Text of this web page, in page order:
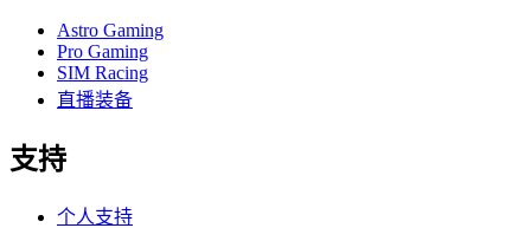
Astro Gaming
Pro Gaming
SIM Racing
直播装备
支持
个人支持